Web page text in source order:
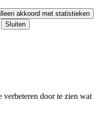
akkoord met statistieken
Sluiten
verbeteren door te zien wat